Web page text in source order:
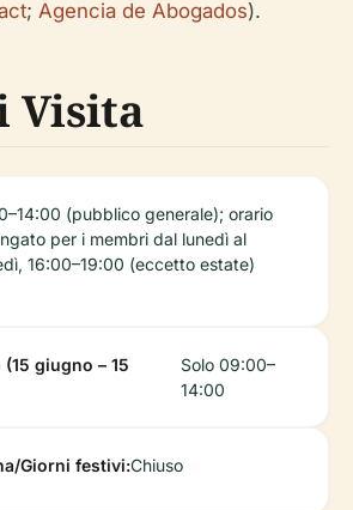
; Agencia de Abogados).
Visita
(pubblico generale); orario
per i membri dal lunedì al
16:00–19:00 (eccetto estate)
giugno – 15
Solo 09:00–
14:00
Giorni festivi:Chiuso